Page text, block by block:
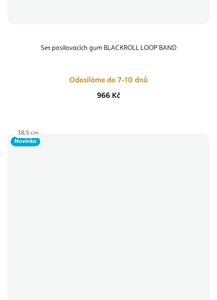
Set posilovacích gum BLACKROLL LOOP BAND
Odesíláme do 7-10 dnů
966 Kč
Novinka
38,5 cm